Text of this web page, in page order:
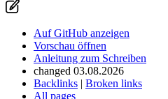
Auf GitHub anzeigen
Vorschau öffnen
Anleitung zum Schreiben
changed 03.08.2026
Backlinks | Broken links
All pages